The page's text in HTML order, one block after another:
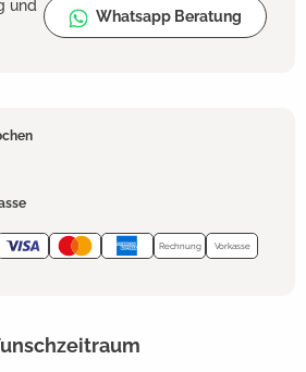
und
Whatsapp Beratung
Rechnung Vorkasse